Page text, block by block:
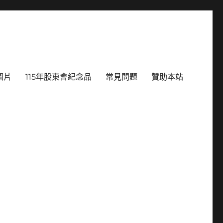
片 115年股東會紀念品 常見問題 贊助本站